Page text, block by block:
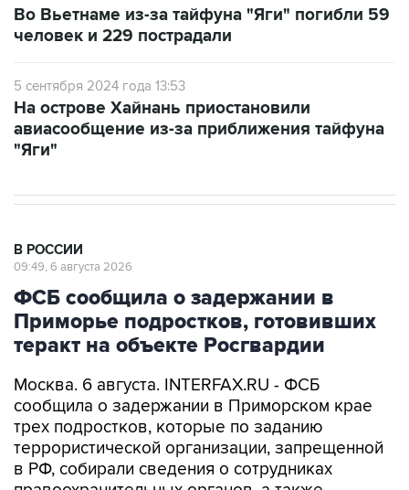
5 сентября 2024 года 13:53
авиасообщение из-за приближения тайфуна
"Яги"
ФСБ сообщила о задержании в
Приморье подростков, готовивших
теракт на объекте Росгвардии
Москва. 6 августа. INTERFAX.RU - ФСБ
трех подростков, которые по заданию
террористической организации, запрещенной
в РФ, собирали сведения о сотрудниках
правоохранительных органов, а также
готовили теракт на объекте Росгвардии.